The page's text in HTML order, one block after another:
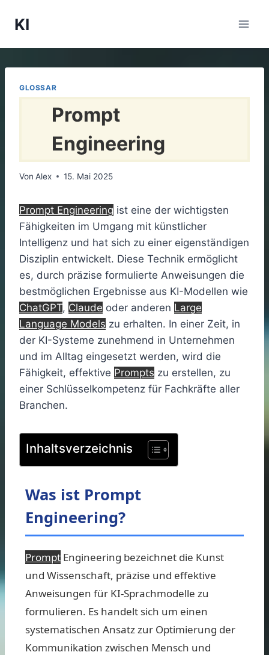
Inhalt
KI
GLOSSAR
Prompt
Engineering
Von Alex 15. Mai 2025
Prompt Engineering ist eine der wichtigsten
Fähigkeiten im Umgang mit künstlicher
Intelligenz und hat sich zu einer eigenständigen
Disziplin entwickelt. Diese Technik ermöglicht
es, durch präzise formulierte Anweisungen die
bestmöglichen Ergebnisse aus KI-Modellen wie
ChatGPT, Claude oder anderen Large
Language Models zu erhalten. In einer Zeit, in
der KI-Systeme zunehmend in Unternehmen
und im Alltag eingesetzt werden, wird die
Fähigkeit, effektive Prompts zu erstellen, zu
einer Schlüsselkompetenz für Fachkräfte aller
Branchen.
Inhaltsverzeichnis
Was ist Prompt
Engineering?
Prompt Engineering bezeichnet die Kunst
und Wissenschaft, präzise und effektive
Anweisungen für KI-Sprachmodelle zu
formulieren. Es handelt sich um einen
systematischen Ansatz zur Optimierung der
Kommunikation zwischen Mensch und